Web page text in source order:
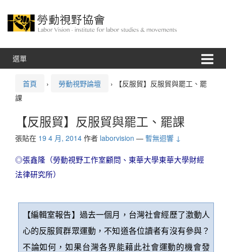
選單
首頁 › 勞動視野論壇 ›
【反服貿】反服貿與罷工、罷
課
【反服貿】反服貿與罷工、罷課
張貼在 19 4 月, 2014 作者 laborvision — 暫無迴響 ↓
◎張鑫隆（勞動視野工作室顧問、東華大學東華大學財經
法律研究所）
【編輯室報告】過去一個月，台灣社會經歷了激動人
心的反服貿群眾運動，不知道各位讀者有沒有參與？
不論如何，如果台灣各界能藉此社會運動的機會發